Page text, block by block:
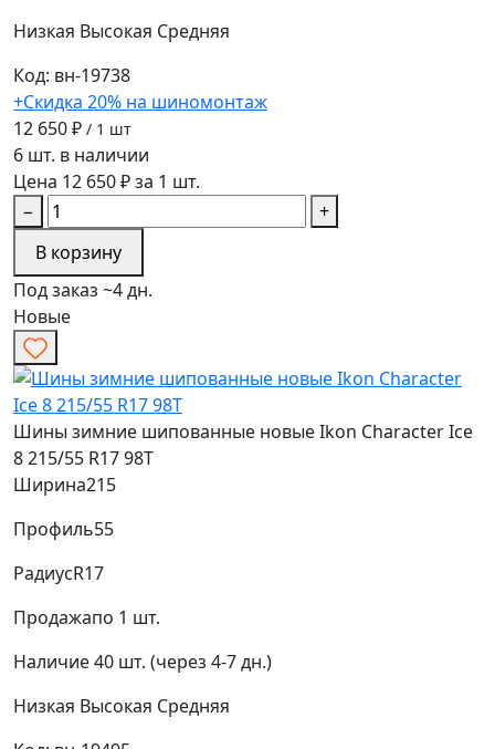
Низкая Высокая Средняя
Код: вн-19738
+Скидка 20% на шиномонтаж
12 650 ₽ / 1 шт
6 шт. в наличии
Цена 12 650 ₽ за 1 шт.
−
+
В корзину
Под заказ ~4 дн.
Новые
Шины зимние шипованные новые Ikon Character Ice
8 215/55 R17 98T
Ширина215
Профиль55
РадиусR17
Продажапо 1 шт.
Наличие40 шт. (через 4-7 дн.)
Низкая Высокая Средняя